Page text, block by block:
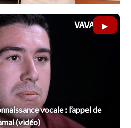
vocale : l’appel de
(vidéo)